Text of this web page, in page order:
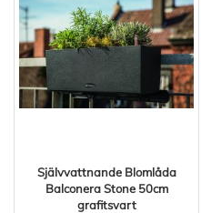
Självvattnande Blomlåda
Balconera Stone 50cm
grafitsvart